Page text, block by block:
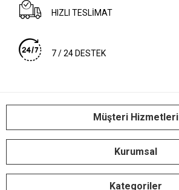
HIZLI TESLİMAT
7 / 24 DESTEK
Müşteri Hizmetleri
Kurumsal
Kategoriler